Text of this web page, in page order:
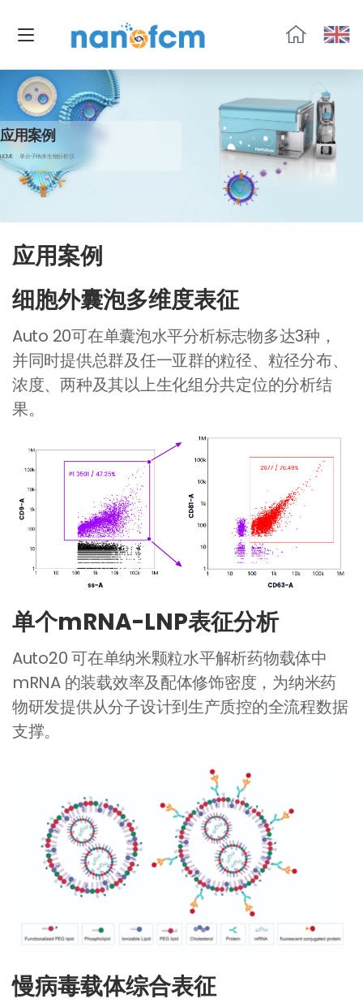
流
应用案例
HOME 单分子纳米生物分析仪
应用案例
细胞外囊泡多维度表征
Auto 20可在单囊泡水平分析标志物多达3种，
并同时提供总群及任一亚群的粒径、粒径分布、
浓度、两种及其以上生化组分共定位的分析结
果。
单个mRNA-LNP表征分析
Auto20 可在单纳米颗粒水平解析药物载体中
mRNA 的装载效率及配体修饰密度，为纳米药
物研发提供从分子设计到生产质控的全流程数据
支撑。
慢病毒载体综合表征